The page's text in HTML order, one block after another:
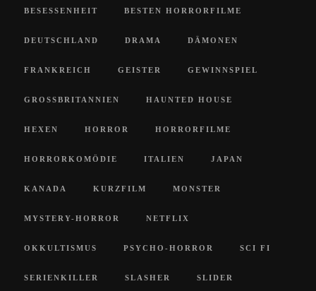
BESESSENHEIT BESTEN HORRORFILME
DEUTSCHLAND DRAMA DÄMONEN
FRANKREICH GEISTER GEWINNSPIEL
GROSSBRITANNIEN HAUNTED HOUSE
HEXEN HORROR HORRORFILME
HORRORKOMÖDIE ITALIEN JAPAN
KANADA KURZFILM MONSTER
MYSTERY-HORROR NETFLIX
OKKULTISMUS PSYCHO-HORROR SCI FI
SERIENKILLER SLASHER SLIDER